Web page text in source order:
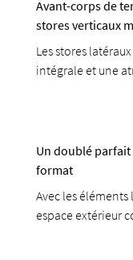
Avant-corps de
stores verticaux
Les stores
intégrale et une
Un doublé
format
Avec les
espace extérieur